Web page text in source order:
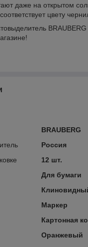
даже на открытом
цвету
BRAUBERG
Россия
12 шт.
Для бумаги
Маркер
Картонная
Оранжевый